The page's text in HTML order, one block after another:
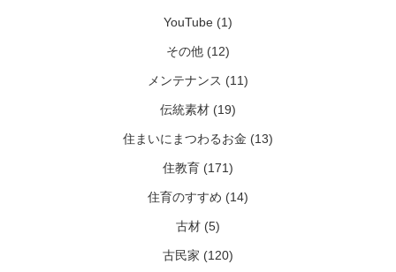
YouTube (1)
その他 (12)
メンテナンス (11)
伝統素材 (19)
住まいにまつわるお金 (13)
住教育 (171)
住育のすすめ (14)
古材 (5)
古民家 (120)